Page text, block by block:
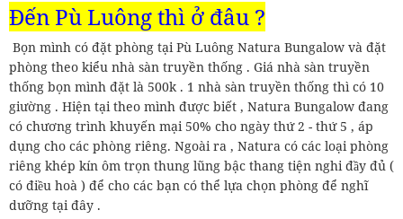
Đến Pù Luông thì ở đâu ?
Bọn mình có đặt phòng tại Pù Luông Natura Bungalow và đặt
phòng theo kiểu nhà sàn truyền thống . Giá nhà sàn truyền
thống bọn mình đặt là 500k . 1 nhà sàn truyền thống thì có 10
giường . Hiện tại theo mình được biết , Natura Bungalow đang
có chương trình khuyến mại 50% cho ngày thứ 2 - thứ 5 , áp
dụng cho các phòng riêng. Ngoài ra , Natura có các loại phòng
riêng khép kín ôm trọn thung lũng bậc thang tiện nghi đầy đủ (
có điều hoà ) để cho các bạn có thể lựa chọn phòng để nghĩ
dưỡng tại đây .